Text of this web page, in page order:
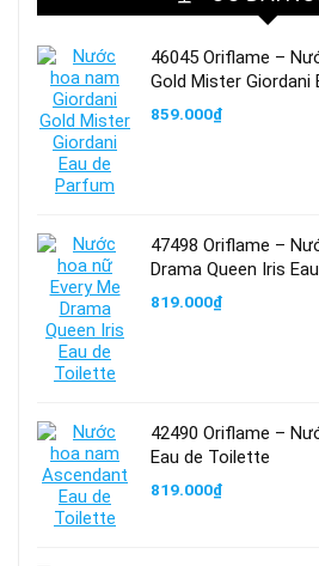
46045 Oriflame –
Gold Mister Giordani
859.000₫
47498 Oriflame –
Drama Queen Iris
819.000₫
42490 Oriflame –
Eau de Toilette
819.000₫